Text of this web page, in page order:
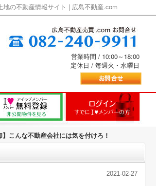
の不動産情報サイト | 広島不動産.com
営業時間 / 10:00～18:00
定休日 / 毎週火・水曜日
】こんな不動産会社には気を付けろ！
2021-02-27